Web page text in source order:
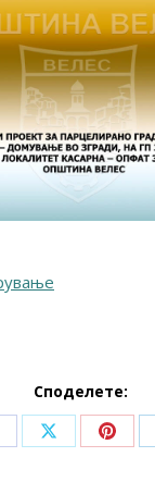
Споделете:
Share Share